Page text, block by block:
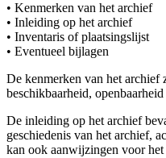
• Kenmerken van het archief
• Inleiding op het archief
• Inventaris of plaatsingslijst
• Eventueel bijlagen
De kenmerken van het archief
beschikbaarheid, openbaarheid
De inleiding op het archief
geschiedenis van het archief,
kan ook aanwijzingen voor